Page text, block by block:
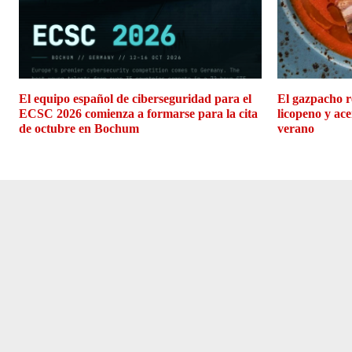
El equipo español de ciberseguridad para el
ECSC 2026 comienza a formarse para la cita
de octubre en Bochum
El gazpacho
licopeno y
verano